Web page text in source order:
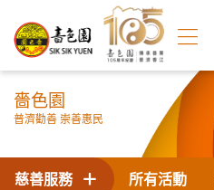
嗇色園
普濟勸善 崇善惠民
所有活動
慈善服務